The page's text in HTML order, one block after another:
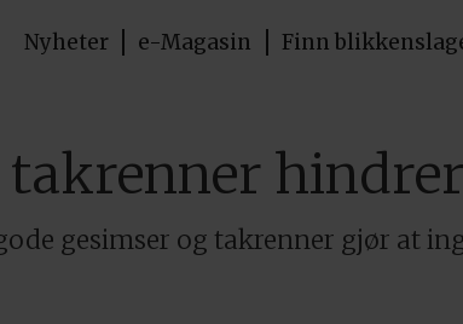
Nyheter e-Magasin Finn
takrenner
gesimser og takrenner gjør at